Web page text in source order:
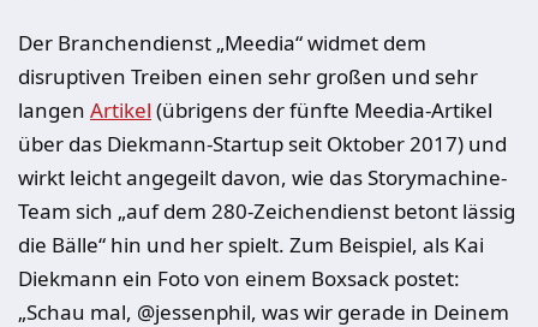
Der Branchendienst „Meedia“ widmet dem
disruptiven Treiben einen sehr großen und sehr
langen Artikel (übrigens der fünfte Meedia-Artikel
über das Diekmann-Startup seit Oktober 2017) und
wirkt leicht angegeilt davon, wie das Storymachine-
Team sich „auf dem 280-Zeichendienst betont lässig
die Bälle“ hin und her spielt. Zum Beispiel, als Kai
Diekmann ein Foto von einem Boxsack postet:
„Schau mal, @jessenphil, was wir gerade in Deinem